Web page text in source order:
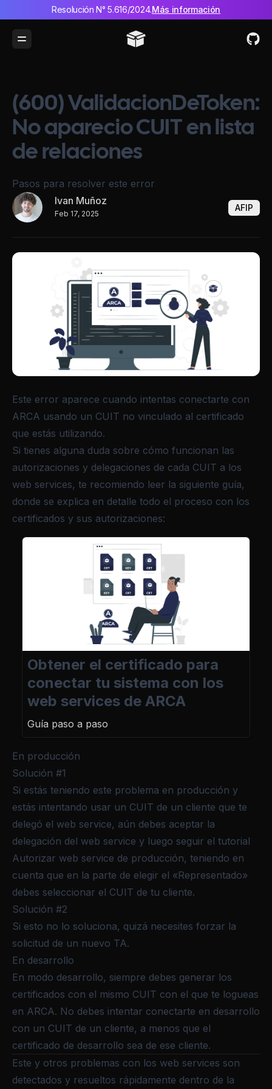
Resolución N° 5.616/2024.Más información
Toggle Menu
(600) ValidacionDeToken:
No aparecio CUIT en lista
de relaciones
Pasos para resolver este error
Ivan Muñoz
Feb 17, 2025
AFIP
Este error aparece cuando intentas conectarte con
ARCA usando un CUIT no vinculado al certificado
que estás utilizando.
Si tienes alguna duda sobre cómo funcionan las
autorizaciones y delegaciones de cada CUIT a los
web services, te recomiendo leer la siguiente guía,
donde se explica en detalle todo el proceso con los
certificados y sus autorizaciones:
Obtener el certificado para
conectar tu sistema con los
web services de ARCA
Guía paso a paso
En producción
Solución #1
Si estás teniendo este problema en producción y
estás intentando usar un CUIT de un cliente que te
delegó el web service, aún debes aceptar la
delegación del web service y luego seguir el tutorial
Autorizar web service de producción, teniendo en
cuenta que en la parte de elegir el «Representado»
debes seleccionar el CUIT de tu cliente.
Solución #2
Si esto no lo soluciona, quizá necesites forzar la
solicitud de un nuevo TA.
En desarrollo
En modo desarrollo, siempre debes generar los
certificados con el mismo CUIT con el que te logueas
en ARCA. No debes intentar conectarte en desarrollo
con un CUIT de un cliente, a menos que el
certificado de desarrollo sea de ese cliente.
Este y otros problemas con los web services son
detectados y resueltos rápidamente dentro de la